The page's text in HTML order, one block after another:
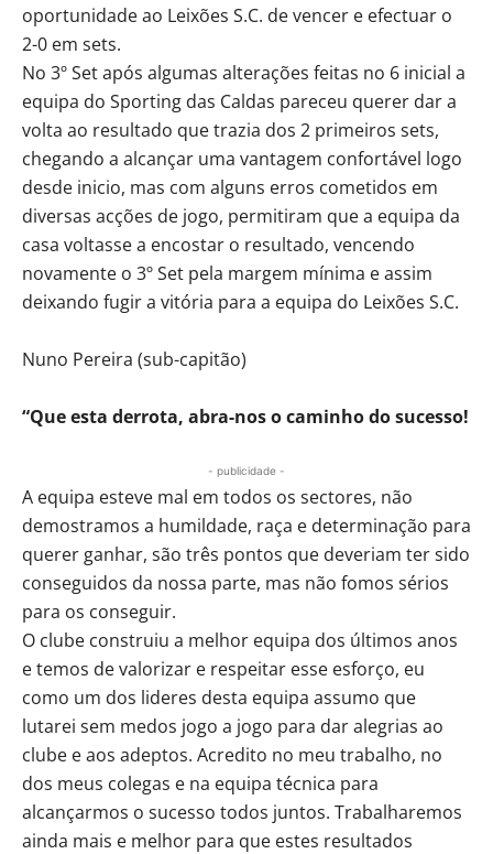
oportunidade ao Leixões S.C. de vencer e efectuar o
2-0 em sets.
No 3º Set após algumas alterações feitas no 6 inicial a
equipa do Sporting das Caldas pareceu querer dar a
volta ao resultado que trazia dos 2 primeiros sets,
chegando a alcançar uma vantagem confortável logo
desde inicio, mas com alguns erros cometidos em
diversas acções de jogo, permitiram que a equipa da
casa voltasse a encostar o resultado, vencendo
novamente o 3º Set pela margem mínima e assim
deixando fugir a vitória para a equipa do Leixões S.C.
Nuno Pereira (sub-capitão)
“Que esta derrota, abra-nos o caminho do sucesso!
- publicidade -
A equipa esteve mal em todos os sectores, não
demostramos a humildade, raça e determinação para
querer ganhar, são três pontos que deveriam ter sido
conseguidos da nossa parte, mas não fomos sérios
para os conseguir.
O clube construiu a melhor equipa dos últimos anos
e temos de valorizar e respeitar esse esforço, eu
como um dos lideres desta equipa assumo que
lutarei sem medos jogo a jogo para dar alegrias ao
clube e aos adeptos. Acredito no meu trabalho, no
dos meus colegas e na equipa técnica para
alcançarmos o sucesso todos juntos. Trabalharemos
ainda mais e melhor para que estes resultados